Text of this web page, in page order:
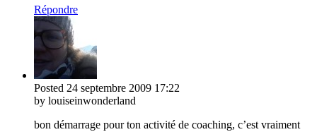
Répondre
Posted 24 septembre 2009 17:22
by louiseinwonderland
bon démarrage pour ton activité de coaching, c’est vraiment